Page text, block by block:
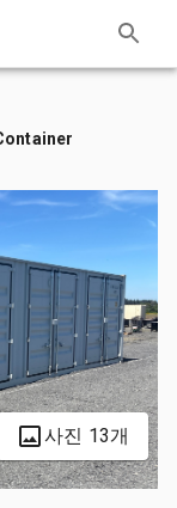
사진 13개